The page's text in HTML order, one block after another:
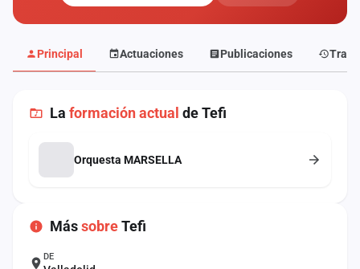
Principal Actuaciones Publicaciones
La formación actual de Tefi
Orquesta MARSELLA
MássobreTefi
DE
Anuncios
sesión
Crear
Contacto